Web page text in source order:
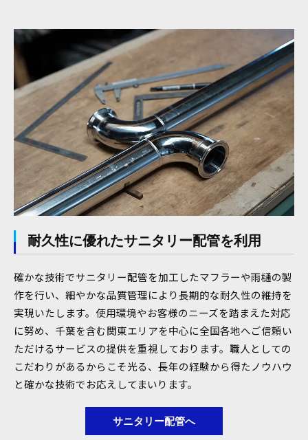
耐久性に優れたサニタリー配管を利用
確かな技術でサニタリー配管を加工したマフラーや雨樋の製
作を行い、細やかな品質管理により長期的な耐久性の維持を
実現いたします。使用環境やお客様のニーズを踏まえた対応
に努め、千葉を含む関東エリアを中心に全国各地へご信頼い
ただけるサービスの提供を重視しております。職人としての
こだわりがあるからこそ光る、長年の経験から得たノウハウ
と確かな技術でお応えしてまいります。
サニタリー配管へ